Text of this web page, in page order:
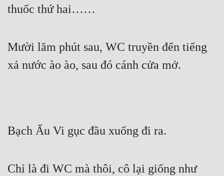
thuốc thứ hai……
Mười lăm phút sau, WC truyền đến tiếng
xả nước ào ào, sau đó cánh cửa mở.
Bạch Ấu Vi gục đầu xuống đi ra.
Chỉ là đi WC mà thôi, cô lại giống như